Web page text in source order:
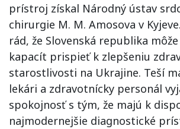
prístroj získal Národný ústav
chirurgie M. M. Amosova v
rád, že Slovenská republika
kapacít prispieť k zlepšeniu
starostlivosti na Ukrajine. Teší
lekári a zdravotnícky personál
spokojnosť s tým, že majú k
najmodernejšie diagnostické